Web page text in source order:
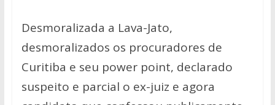
Desmoralizada a Lava-Jato,
desmoralizados os procuradores de
Curitiba e seu power point, declarado
suspeito e parcial o ex-juiz e agora